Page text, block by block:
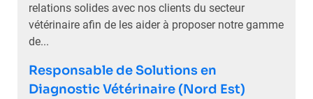
relations solides avec nos clients du secteur
vétérinaire afin de les aider à proposer notre gamme
de...
Responsable de Solutions en
Diagnostic Vétérinaire (Nord Est)